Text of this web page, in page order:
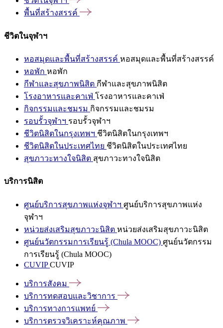
พื้นที่สร้างสรรค์
ชีวิตในจุฬาฯ
หอสมุดและพื้นที่สร้างสรรค์ หอสมุดและพื้นที่สร้างสรรค์
หอพัก หอพัก
กีฬาและสุขภาพนิสิต กีฬาและสุขภาพนิสิต
โรงอาหารและคาเฟ่ โรงอาหารและคาเฟ่
กิจกรรมและชมรม กิจกรรมและชมรม
รอบรั้วจุฬาฯ รอบรั้วจุฬาฯ
ชีวิตนิสิตในกรุงเทพฯ ชีวิตนิสิตในกรุงเทพฯ
ชีวิตนิสิตในประเทศไทย ชีวิตนิสิตในประเทศไทย
สุขภาวะทางใจนิสิต สุขภาวะทางใจนิสิต
บริการนิสิต
ศูนย์บริการสุขภาพแห่งจุฬาฯ ศูนย์บริการสุขภาพแห่ง
จุฬาฯ
หน่วยส่งเสริมสุขภาวะนิสิต หน่วยส่งเสริมสุขภาวะนิสิต
ศูนย์นวัตกรรมการเรียนรู้ (Chula MOOC) ศูนย์นวัตกรรม
การเรียนรู้ (Chula MOOC)
CUVIPCUVIP
บริการสังคม
บริการทดสอบและวิชาการ
บริการทางการแพทย์
บริการตรวจวิเคราะห์คุณภาพ